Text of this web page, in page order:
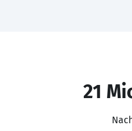
21